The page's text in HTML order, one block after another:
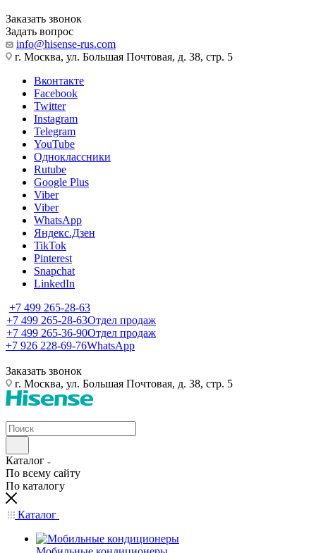
Заказать звонок
Задать вопрос
info@hisense-rus.com
г. Москва, ул. Большая Почтовая, д. 38, стр. 5
Вконтакте
Facebook
Twitter
Instagram
Telegram
YouTube
Одноклассники
Rutube
Google Plus
Viber
Viber
WhatsApp
Яндекс.Дзен
TikTok
Pinterest
Snapchat
LinkedIn
+7 499 265-28-63
+7 499 265-28-63Отдел продаж
+7 499 265-36-90Отдел продаж
+7 926 228-69-76WhatsApp
Заказать звонок
г. Москва, ул. Большая Почтовая, д. 38, стр. 5
Каталог
По всему сайту
По каталогу
Каталог